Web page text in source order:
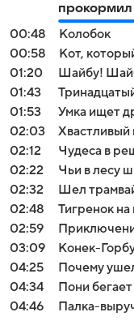
прокормил
00:48
Колобок
00:58
Кот,
01:20
Шайбу!
01:43
01:53
Умка ищет
02:03
02:12
Чудеса в
02:22
Чьи в лесу
02:32
Шел
02:48
Тигренок
02:59
03:09
Конек-
04:25
Почему
04:34
Пони бегает
04:46
Палка-